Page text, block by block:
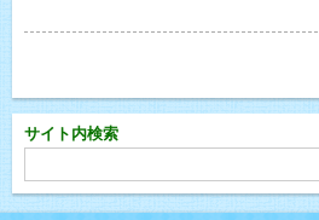
サイト内検索